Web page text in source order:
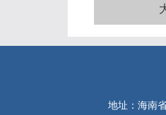
地址：海南